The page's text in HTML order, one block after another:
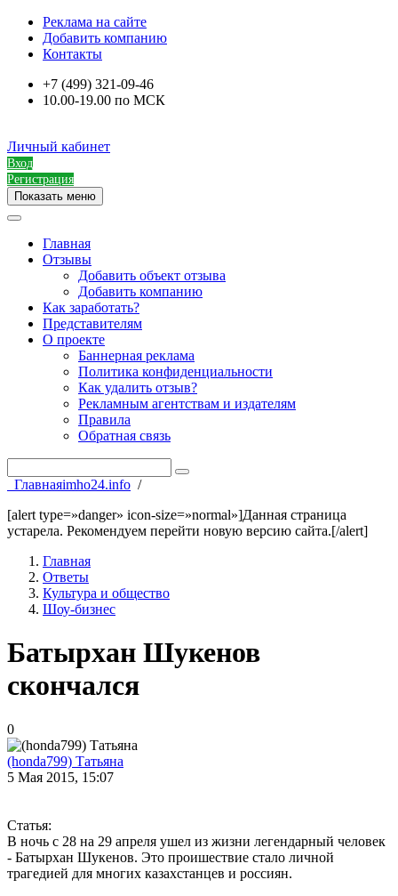
Реклама на сайте
Добавить компанию
Контакты
+7 (499) 321-09-46
10.00-19.00 по МСК
Личный кабинет
Вход
Регистрация
Показать меню
Главная
Отзывы
Добавить объект отзыва
Добавить компанию
Как заработать?
Представителям
О проекте
Баннерная реклама
Политика конфиденциальности
Как удалить отзыв?
Рекламным агентствам и издателям
Правила
Обратная связь
Главнаяimho24.info /
[alert type=»danger» icon-size=»normal»]Данная страница
устарела. Рекомендуем перейти новую версию сайта.[/alert]
Главная
Ответы
Культура и общество
Шоу-бизнес
Батырхан Шукенов
скончался
0
(honda799) Татьяна
5 Мая 2015, 15:07
Статья:
В ночь с 28 на 29 апреля ушел из жизни легендарный человек
- Батырхан Шукенов. Это проишествие стало личной
трагедией для многих казахстанцев и россиян.